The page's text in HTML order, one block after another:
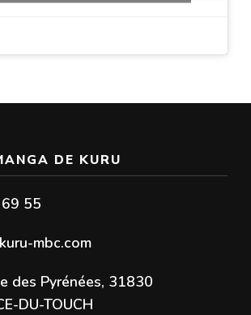
DE KURU
55
mbc.com
des Pyrénées, 31830
DU-TOUCH